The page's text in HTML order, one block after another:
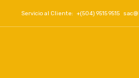
Servicio al Cliente: +(504) 9515 9515